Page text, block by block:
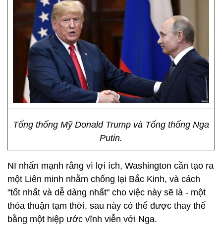
Tổng thống Mỹ Donald Trump và Tổng thống Nga
Putin.
NI nhấn mạnh rằng vì lợi ích, Washington cần tạo ra
một Liên minh nhằm chống lại Bắc Kinh, và cách
"tốt nhất và dễ dàng nhất" cho việc này sẽ là - một
thỏa thuận tạm thời, sau này có thể được thay thế
bằng một hiệp ước vĩnh viễn với Nga.